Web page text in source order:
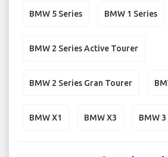
BMW 5 Series BMW 1 Series
BMW 2 Series Active Tourer
BMW 2 Series Gran Tourer
BMW X1 BMW X3 BMW